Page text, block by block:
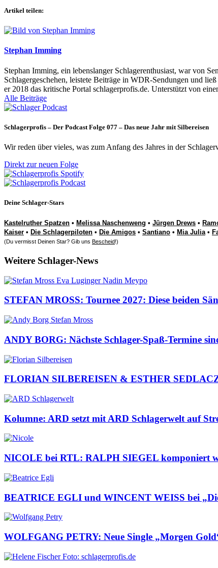
Artikel teilen:
Stephan Imming
Stephan Imming, ein lebenslanger Schlagerenthusiast, war von
Schlagergeschehen, leistete Beiträge in WDR-Sendungen und
er 2018 das kritische Portal schlagerprofis.de. Unterstützt von
Alle Beiträge
Schlagerprofis – Der Podcast Folge 077 – Das neue Jahr mit Silbereisen
Wir reden über vieles, was zum Anfang des Jahres in der
Direkt zur neuen Folge
Deine Schlager-Stars
Kastelruther Spatzen • Melissa Naschenweng • Jürgen Drews •
Kaiser • Die Schlagerpiloten • Die Amigos • Santiano • Mia Julia•
(Du vermisst Deinen Star? Gib uns Bescheid!)
Weitere Schlager-News
STEFAN MROSS: Tournee 2027: Diese beiden
ANDY BORG: Nächste Schlager-Spaß-Termine
FLORIAN SILBEREISEN & ESTHER
Kolumne: ARD setzt mit ARD Schlagerwelt auf
NICOLE bei RTL: RALPH SIEGEL komponiert
BEATRICE EGLI und WINCENT WEISS bei
WOLFGANG PETRY: Neue Single „Morgen